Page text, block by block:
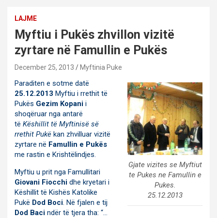
LAJME
Myftiu i Pukës zhvillon vizitë
zyrtare në Famullin e Pukës
December 25, 2013 Myftinia Puke
Gjate vizites se Myftiut
te Pukes ne Famullin e
Pukes.
25.12.2013
Paraditen e sotme datë
25.12.2013 Myftiu i rrethit të
Pukës Gezim Kopani i
shoqëruar nga antarë
të Këshillit të Myftinisë së
rrethit Pukë kan zhvilluar vizitë
zyrtare në Famullin e Pukës
me rastin e Krishtëlindjes.
Myftiu u prit nga Famullitari
Giovani Fiocchi dhe kryetari i
Këshillit të Kishës Katolike
Pukë Dod Boci. Në fjalen e tij
Dod Baci ndër të tjera tha: “…